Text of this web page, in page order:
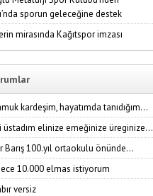
sporun geleceğine destek
mirasında Kağıtspor imzası
kardeşim, hayatımda tanıdığım...
üstadım elinize emeğinize üreginize...
Barış 100.yıl ortaokulu önünde...
10.000 elmas istiyorum
versiz